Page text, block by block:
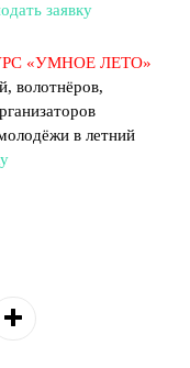
заявку
«УМНОЕ ЛЕТО»
волотнёров,
в летний